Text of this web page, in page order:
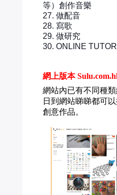
等）創作音樂
27. 做配音
28. 寫歌
29. 做研究
30. ONLINE
網上版本
網站內已有不同種
日到網站睇睇都可
創意作品。